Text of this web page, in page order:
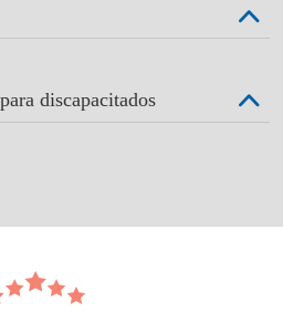
discapacitados